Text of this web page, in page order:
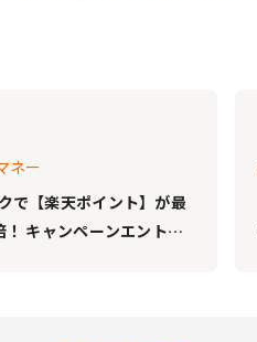
ネー
で【楽天ポイント】が最
！ キャンペーンエントリ